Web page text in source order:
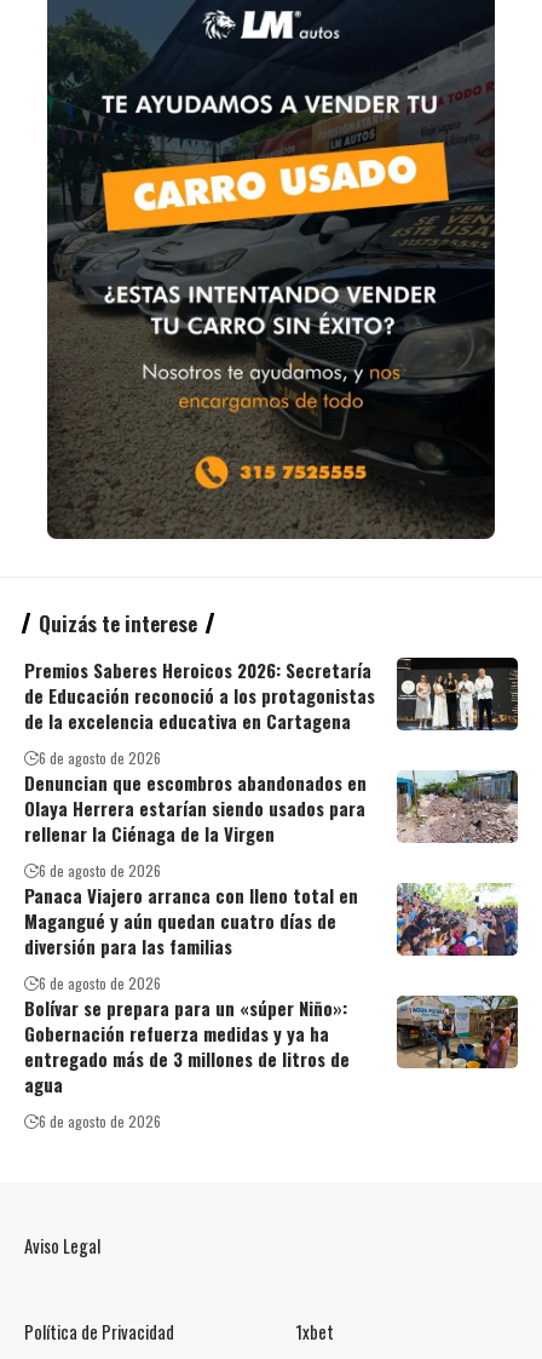
Quizás te interese
Premios Saberes Heroicos 2026: Secretaría
de Educación reconoció a los protagonistas
de la excelencia educativa en Cartagena
6 de agosto de 2026
Denuncian que escombros abandonados en
Olaya Herrera estarían siendo usados para
rellenar la Ciénaga de la Virgen
6 de agosto de 2026
Panaca Viajero arranca con lleno total en
Magangué y aún quedan cuatro días de
diversión para las familias
6 de agosto de 2026
Bolívar se prepara para un «súper Niño»:
Gobernación refuerza medidas y ya ha
entregado más de 3 millones de litros de
agua
6 de agosto de 2026
Aviso Legal
Política de Privacidad 1xbet